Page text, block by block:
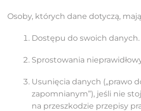
Osoby, których dane dotyczą,
Dostępu do swoich danych.
Sprostowania
Usunięcia danych („prawo
zapomnianym”), jeśli nie
na przeszkodzie przepisy